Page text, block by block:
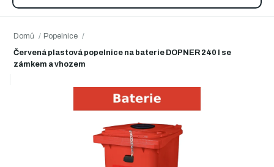
Domů / Popelnice /
Červená plastová popelnice na baterie DOPNER 240 l se
zámkem a vhozem